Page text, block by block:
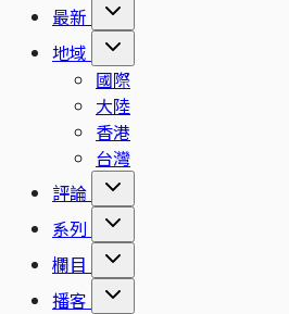
最新
地域
國際
大陸
香港
台灣
評論
系列
欄目
播客